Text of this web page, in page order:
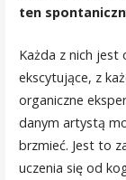
ten
Każda z nich
ekscytujące, z
organiczne
danym artystą
brzmieć. Jest to
uczenia się od